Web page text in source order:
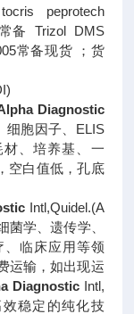
peprotech
备 Trizol DMS
常备现货 ；货
Diagnostic
细胞因子、ELIS
、培养基、一
空白值低，孔底
Intl,Quidel.(A
菌学、遗传学、
临床应用等领
运输，如出现运
Diagnostic Intl,
稳定的纯化技